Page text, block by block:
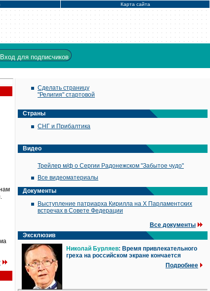
Карта сайта
Вход для подписчиков
Сделать страницу
"Религия" стартовой
Страны
СНГ и Прибалтика
Видео
Трейлер м/ф о Сергии Радонежском "Забытое чудо"
Все видеоматериалы
Документы
Выступление патриарха Кирилла на X Парламентских
встречах в Совете Федерации
Все документы
Эксклюзив
Николай Бурляев: Время привлекательного
греха на российском экране кончается
Подробнее